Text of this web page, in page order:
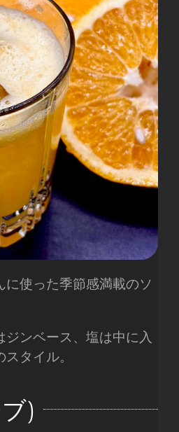
に使った季節感満載のソ
ジンベース、塩は中に入
タイル。
)